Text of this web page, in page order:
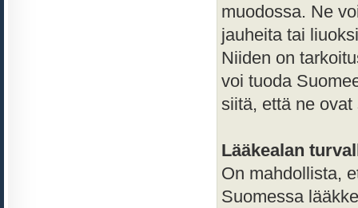
muodossa. Ne
jauheita tai
Niiden on
voi tuoda
siitä, että ne
Lääkealan
On mahdollista,
Suomessa